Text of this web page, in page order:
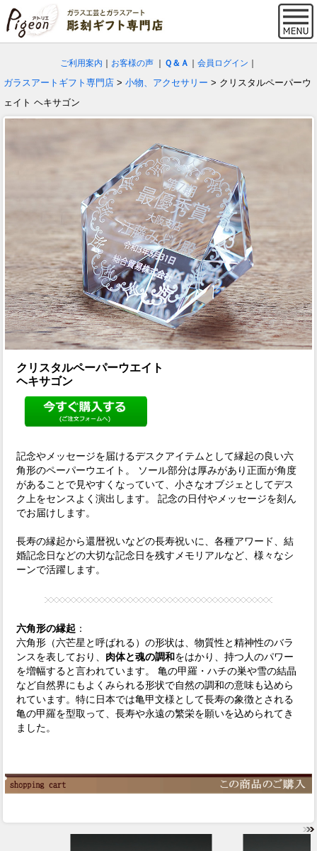
ご利用案内 お客様の声 Ｑ＆Ａ 会員ログイン
ガラスアートギフト専門店 > 小物、アクセサリー > クリスタルペーパーウ
ェイト ヘキサゴン
クリスタルペーパーウエイト
ヘキサゴン
記念やメッセージを届けるデスクアイテムとして縁起の良い六
角形のペーパーウエイト。 ソール部分は厚みがあり正面が角度
があることで見やすくなっていて、小さなオブジェとしてデス
ク上をセンスよく演出します。 記念の日付やメッセージを刻ん
でお届けします。
長寿の縁起から還暦祝いなどの長寿祝いに、各種アワード、結
婚記念日などの大切な記念日を残すメモリアルなど、様々なシ
ーンで活躍します。
六角形の縁起 ：
六角形（六芒星と呼ばれる）の形状は、物質性と精神性のバラ
ンスを表しており、 肉体と魂の調和 をはかり、持つ人のパワー
を増幅すると言われています。 亀の甲羅・ハチの巣や雪の結晶
など自然界にもよくみられる形状で自然の調和の意味も込めら
れています。特に日本では亀甲文様として長寿の象徴とされる
亀の甲羅を型取って、長寿や永遠の繁栄を願いを込められてき
ました。